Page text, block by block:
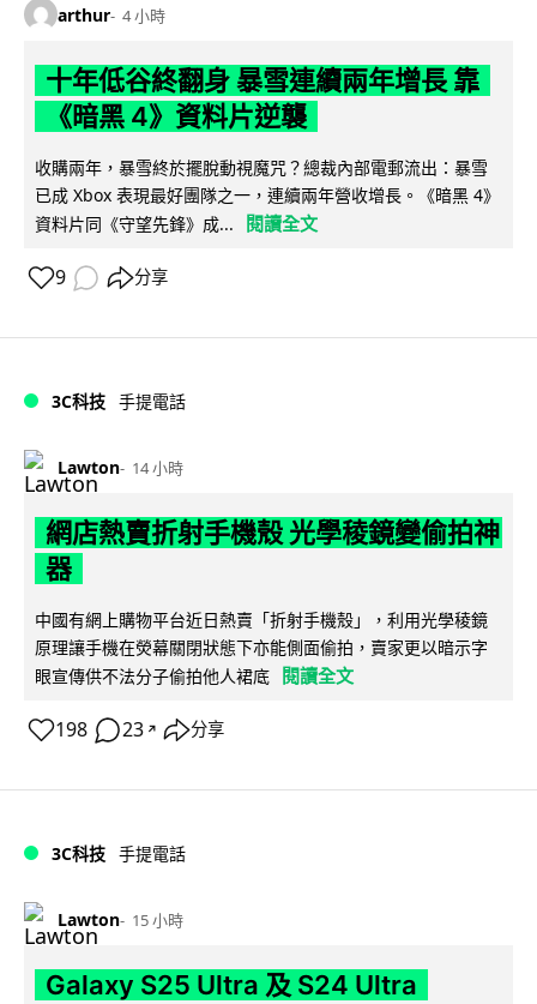
arthur 4 小時
十年低谷終翻身 暴雪連續兩年增長 靠
《暗黑 4》資料片逆襲
收購兩年，暴雪終於擺脫動視魔咒？總裁內部電郵流出：暴雪
已成 Xbox 表現最好團隊之一，連續兩年營收增長。《暗黑 4》
資料片同《守望先鋒》成...
閱讀全文
9 分享
3C科技 手提電話
Lawton 14 小時
網店熱賣折射手機殼 光學稜鏡變偷拍神
器
中國有網上購物平台近日熱賣「折射手機殼」，利用光學稜鏡
原理讓手機在熒幕關閉狀態下亦能側面偷拍，賣家更以暗示字
眼宣傳供不法分子偷拍他人裙底
閱讀全文
198 23 ↗ 分享
3C科技 手提電話
Lawton 15 小時
Galaxy S25 Ultra 及 S24 Ultra